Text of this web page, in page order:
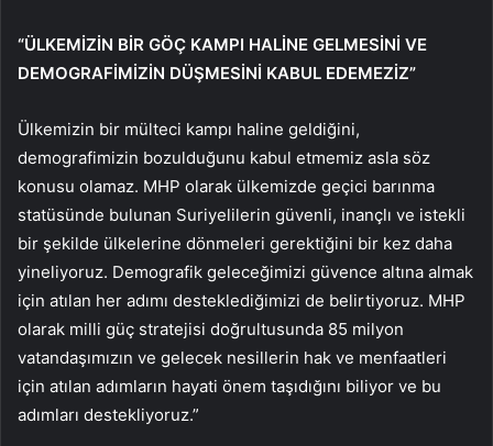
“ÜLKEMİZİN BİR GÖÇ KAMPI HALİNE GELMESİNİ VE
DEMOGRAFİMİZİN DÜŞMESİNİ KABUL EDEMEZİZ”
Ülkemizin bir mülteci kampı haline geldiğini,
demografimizin bozulduğunu kabul etmemiz asla söz
konusu olamaz. MHP olarak ülkemizde geçici barınma
statüsünde bulunan Suriyelilerin güvenli, inançlı ve istekli
bir şekilde ülkelerine dönmeleri gerektiğini bir kez daha
yineliyoruz. Demografik geleceğimizi güvence altına almak
için atılan her adımı desteklediğimizi de belirtiyoruz. MHP
olarak milli güç stratejisi doğrultusunda 85 milyon
vatandaşımızın ve gelecek nesillerin hak ve menfaatleri
için atılan adımların hayati önem taşıdığını biliyor ve bu
adımları destekliyoruz.”